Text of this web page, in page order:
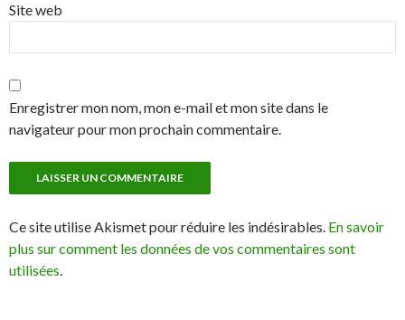
Site web
Enregistrer mon nom, mon e-mail et mon site dans le
navigateur pour mon prochain commentaire.
Ce site utilise Akismet pour réduire les indésirables. En savoir
plus sur comment les données de vos commentaires sont
utilisées.